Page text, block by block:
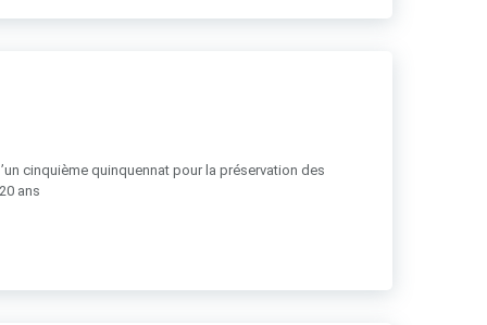
cinquième quinquennat pour la préservation des
ans